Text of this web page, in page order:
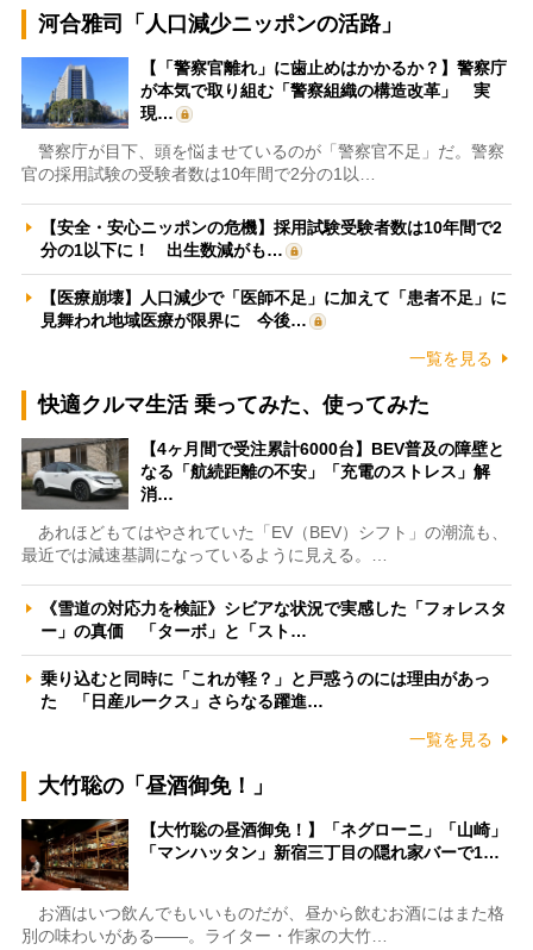
河合雅司「人口減少ニッポンの活路」
【「警察官離れ」に歯止めはかかるか？】警察庁
が本気で取り組む「警察組織の構造改革」 実
現…
警察庁が目下、頭を悩ませているのが「警察官不足」だ。警察
官の採用試験の受験者数は10年間で2分の1以…
【安全・安心ニッポンの危機】採用試験受験者数は10年間で2
分の1以下に！ 出生数減がも…
【医療崩壊】人口減少で「医師不足」に加えて「患者不足」に
見舞われ地域医療が限界に 今後…
一覧を見る
快適クルマ生活 乗ってみた、使ってみた
【4ヶ月間で受注累計6000台】BEV普及の障壁と
なる「航続距離の不安」「充電のストレス」解
消…
あれほどもてはやされていた「EV（BEV）シフト」の潮流も、
最近では減速基調になっているように見える。…
《雪道の対応力を検証》シビアな状況で実感した「フォレスタ
ー」の真価 「ターボ」と「スト…
乗り込むと同時に「これが軽？」と戸惑うのには理由があっ
た 「日産ルークス」さらなる躍進…
一覧を見る
大竹聡の「昼酒御免！」
【大竹聡の昼酒御免！】「ネグローニ」「山崎」
「マンハッタン」新宿三丁目の隠れ家バーで1…
お酒はいつ飲んでもいいものだが、昼から飲むお酒にはまた格
別の味わいがある――。ライター・作家の大竹…